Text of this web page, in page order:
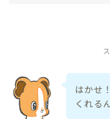
はかせ
くれる